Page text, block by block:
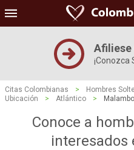
Afiliese
¡Conozca
Citas Colombianas > Hombres
Ubicación
> Atlántico > Malambo
Conoce a
interesados